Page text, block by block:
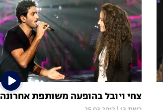
צחי ויובל בהופעה משותפת אחרונה